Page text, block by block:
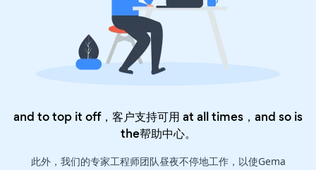
and to top it off，客户支持可用 at all times，and so is
the帮助中心。
此外，我们的专家工程师团队昼夜不停地工作，以使Gema